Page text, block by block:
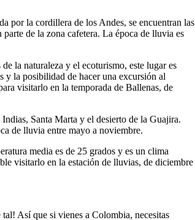
por la cordillera de los Andes, se encuentran las
de la zona cafetera. La época de lluvia es
de la naturaleza y el ecoturismo, este lugar es
y la posibilidad de hacer una excursión al
visitarlo en la temporada de Ballenas, de
Indias, Santa Marta y el desierto de la Guajira.
de lluvia entre mayo a noviembre.
media es de 25 grados y es un clima
visitarlo en la estación de lluvias, de diciembre
Así que si vienes a Colombia, necesitas